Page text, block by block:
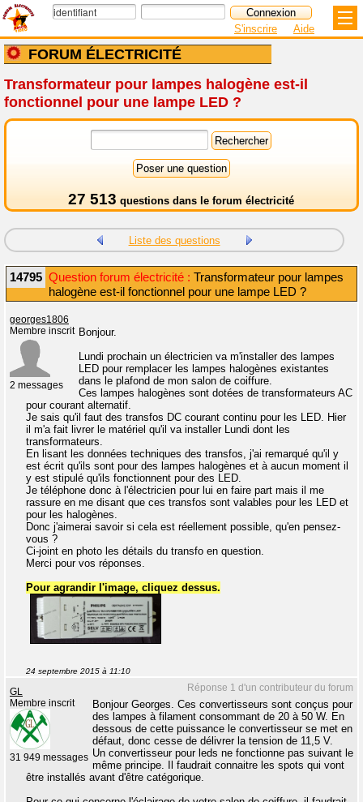
FORUM ÉLECTRICITÉ
S'inscrire Aide
Transformateur pour lampes halogène est-il
fonctionnel pour une lampe LED ?
27 513 questions dans le forum électricité
Liste des questions
14795 Question forum électricité : Transformateur pour lampes
halogène est-il fonctionnel pour une lampe LED ?
georges1806
Membre inscrit
2 messages
Bonjour.
Lundi prochain un électricien va m'installer des lampes
LED pour remplacer les lampes halogènes existantes
dans le plafond de mon salon de coiffure.
Ces lampes halogènes sont dotées de transformateurs AC
pour courant alternatif.
Je sais qu'il faut des transfos DC courant continu pour les LED. Hier
il m'a fait livrer le matériel qu'il va installer Lundi dont les
transformateurs.
En lisant les données techniques des transfos, j'ai remarqué qu'il y
est écrit qu'ils sont pour des lampes halogènes et à aucun moment il
y est stipulé qu'ils fonctionnent pour des LED.
Je téléphone donc à l'électricien pour lui en faire part mais il me
rassure en me disant que ces transfos sont valables pour les LED et
pour les halogènes.
Donc j'aimerai savoir si cela est réellement possible, qu'en pensez-
vous ?
Ci-joint en photo les détails du transfo en question.
Merci pour vos réponses.
Pour agrandir l'image, cliquez dessus.
24 septembre 2015 à 11:10
Réponse 1 d'un contributeur du forum
GL
Membre inscrit
31 949 messages
Bonjour Georges. Ces convertisseurs sont conçus pour
des lampes à filament consommant de 20 à 50 W. En
dessous de cette puissance le convertisseur se met en
défaut, donc cesse de délivrer la tension de 11,5 V.
Un convertisseur pour leds ne fonctionne pas suivant le
même principe. Il faudrait connaitre les spots qui vont
être installés avant d'être catégorique.